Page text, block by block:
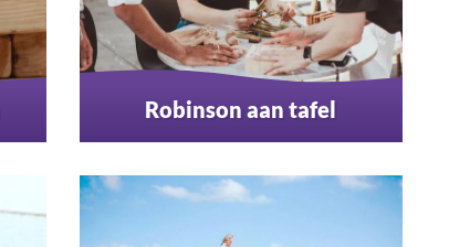
Robinson aan tafel